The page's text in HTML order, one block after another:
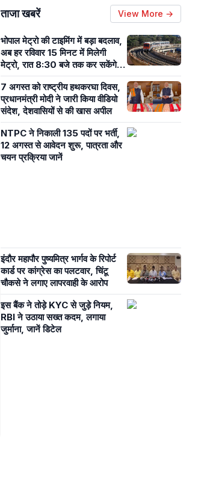
ताजा खबरें View More →
भोपाल मेट्रो की टाइमिंग में बड़ा बदलाव,
अब हर रविवार 15 मिनट में मिलेगी
मेट्रो, रात 8:30 बजे तक कर सकेंगे
सफर
7 अगस्त को राष्ट्रीय हथकरघा दिवस,
प्रधानमंत्री मोदी ने जारी किया वीडियो
संदेश, देशवासियों से की खास अपील
NTPC ने निकाली 135 पदों पर भर्ती,
12 अगस्त से आवेदन शुरू, पात्रता और
चयन प्रक्रिया जानें
इंदौर महापौर पुष्यमित्र भार्गव के रिपोर्ट
कार्ड पर कांग्रेस का पलटवार, चिंटू
चौकसे ने लगाए लापरवाही के आरोप
इस बैंक ने तोड़े KYC से जुड़े नियम,
RBI ने उठाया सख्त कदम, लगाया
जुर्माना, जानें डिटेल